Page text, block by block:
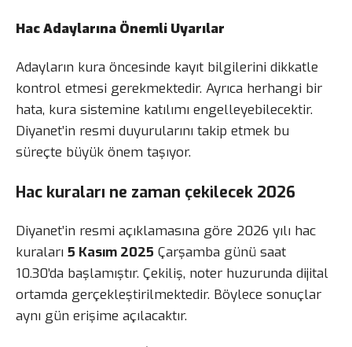
Hac Adaylarına Önemli Uyarılar
Adayların kura öncesinde kayıt bilgilerini dikkatle
kontrol etmesi gerekmektedir. Ayrıca herhangi bir
hata, kura sistemine katılımı engelleyebilecektir.
Diyanet’in resmi duyurularını takip etmek bu
süreçte büyük önem taşıyor.
Hac kuraları ne zaman çekilecek 2026
Diyanet’in resmi açıklamasına göre 2026 yılı hac
kuraları 5 Kasım 2025 Çarşamba günü saat
10.30’da başlamıştır. Çekiliş, noter huzurunda dijital
ortamda gerçekleştirilmektedir. Böylece sonuçlar
aynı gün erişime açılacaktır.